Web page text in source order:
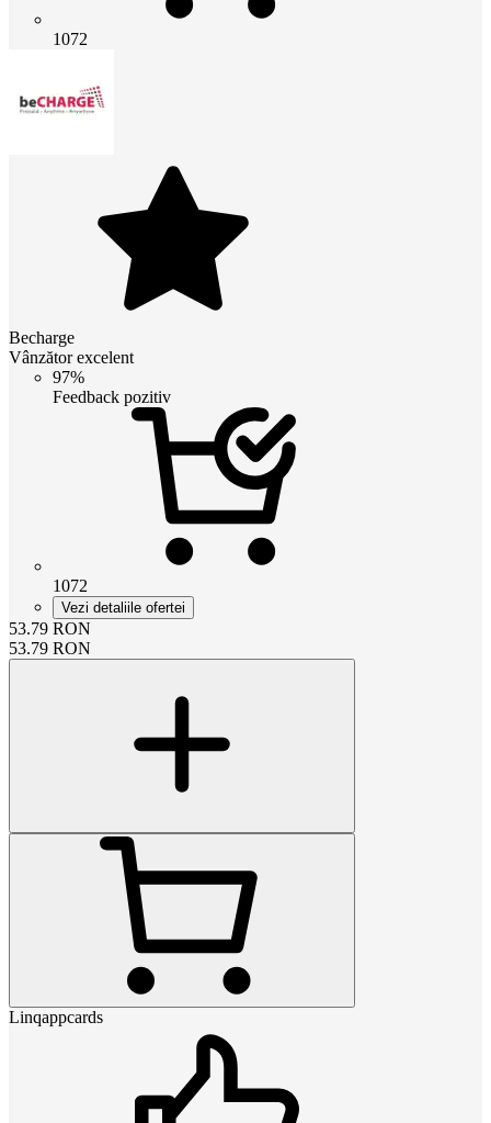
1072
Becharge
Vânzător excelent
97%
Feedback pozitiv
1072
Vezi detaliile ofertei
53.79 RON
53.79 RON
Linqappcards